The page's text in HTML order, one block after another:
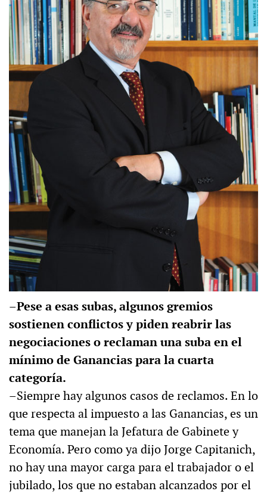
–Pese a esas subas, algunos gremios
sostienen conflictos y piden reabrir las
negociaciones o reclaman una suba en el
mínimo de Ganancias para la cuarta
categoría.
–Siempre hay algunos casos de reclamos. En lo
que respecta al impuesto a las Ganancias, es un
tema que manejan la Jefatura de Gabinete y
Economía. Pero como ya dijo Jorge Capitanich,
no hay una mayor carga para el trabajador o el
jubilado, los que no estaban alcanzados por el